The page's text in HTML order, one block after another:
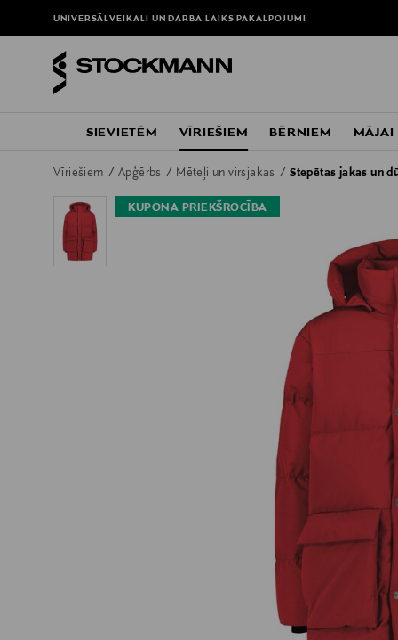
UNIVERSĀLVEIKALI UN DARBA LAIKSPAKALPOJUMI
SIEVIETĒM VĪRIEŠIEM BĒRNIEM MĀJAI
Vīriešiem Apģērbs Mēteļi un virsjakas Stepētas jakas un
KUPONA PRIEKŠROCĪBA